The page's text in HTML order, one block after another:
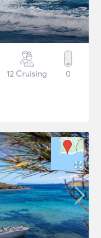
12 Cruising 0